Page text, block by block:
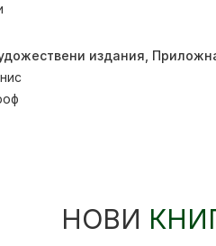
издания,
НОВИ